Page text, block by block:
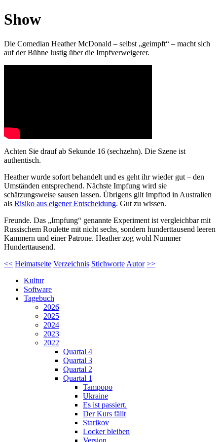
Show
Die Comedian Heather McDonald – selbst „geimpft“ – macht sich
auf der Bühne lustig über die Impfverweigerer.
Achten Sie drauf ab Sekunde 16 (sechzehn). Die Szene ist
authentisch.
Heather wurde sofort behandelt und es geht ihr wieder gut – den
Umständen entsprechend. Nächste Impfung wird sie
schätzungsweise sausen lassen. Übrigens gilt Impftod in Australien
als Risiko aus eigener Entscheidung. Gut zu wissen.
Freunde. Das „Impfung“ genannte Experiment ist vergleichbar mit
Russischem Roulette mit nicht sechs, sondern hunderttausend leeren
Kammern und einer Patrone. Heather zog wohl Nummer
Hunderttausend.
<< Heimatseite Verzeichnis Stichworte Autor >>
Kultur
Software
Tagebuch
2026
2025
2024
2023
2022
Quartal 4
Quartal 3
Quartal 2
Quartal 1
Tampopo
Ukraine
Es ist passiert.
Der Kurs fällt
Starikov
Locker bleiben
Version